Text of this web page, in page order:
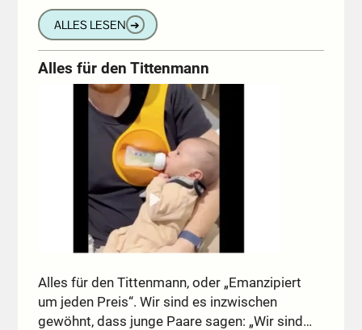
ALLES LESEN ➔
Alles für den Tittenmann
Alles für den Tittenmann, oder „Emanzipiert
um jeden Preis“. Wir sind es inzwischen
gewöhnt, dass junge Paare sagen: „Wir sind…